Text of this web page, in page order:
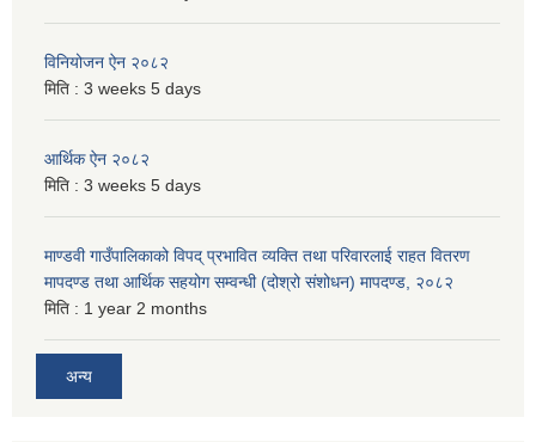
विनियोजन ऐन २०८२
मिति : 3 weeks 5 days
आर्थिक ऐन २०८२
मिति : 3 weeks 5 days
माण्डवी गाउँपालिकाको विपद् प्रभावित व्यक्ति तथा परिवारलाई राहत वितरण
मापदण्ड तथा आर्थिक सहयोग सम्वन्धी (दोश्रो संशोधन) मापदण्ड, २०८२
मिति : 1 year 2 months
अन्य